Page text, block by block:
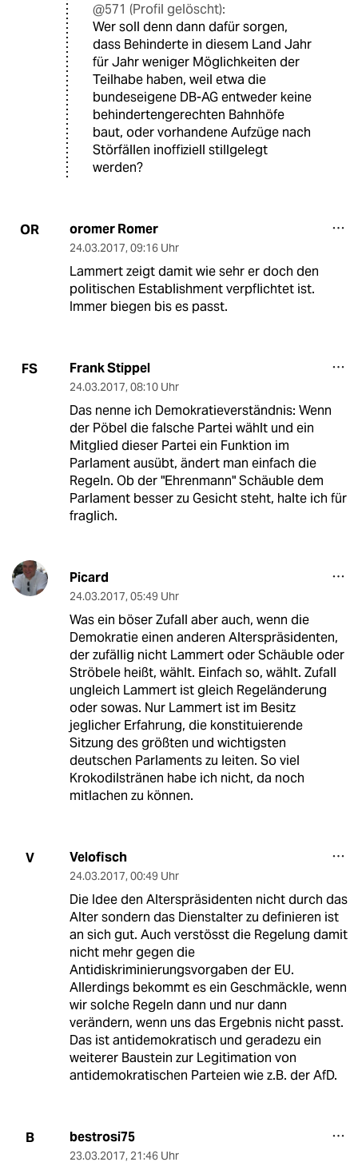
@571 (Profil gelöscht):
Wer soll denn dann dafür sorgen,
dass Behinderte in diesem Land Jahr
für Jahr weniger Möglichkeiten der
Teilhabe haben, weil etwa die
bundeseigene DB-AG entweder keine
behindertengerechten Bahnhöfe
baut, oder vorhandene Aufzüge nach
Störfällen inoffiziell stillgelegt
werden?
OR oromer Romer
24.03.2017, 09:16 Uhr
Lammert zeigt damit wie sehr er doch den
politischen Establishment verpflichtet ist.
Immer biegen bis es passt.
FS Frank Stippel
24.03.2017, 08:10 Uhr
Das nenne ich Demokratieverständnis: Wenn
der Pöbel die falsche Partei wählt und ein
Mitglied dieser Partei ein Funktion im
Parlament ausübt, ändert man einfach die
Regeln. Ob der "Ehrenmann" Schäuble dem
Parlament besser zu Gesicht steht, halte ich für
fraglich.
Picard
24.03.2017, 05:49 Uhr
Was ein böser Zufall aber auch, wenn die
Demokratie einen anderen Alterspräsidenten,
der zufällig nicht Lammert oder Schäuble oder
Ströbele heißt, wählt. Einfach so, wählt. Zufall
ungleich Lammert ist gleich Regeländerung
oder sowas. Nur Lammert ist im Besitz
jeglicher Erfahrung, die konstituierende
Sitzung des größten und wichtigsten
deutschen Parlaments zu leiten. So viel
Krokodilstränen habe ich nicht, da noch
mitlachen zu können.
V Velofisch
24.03.2017, 00:49 Uhr
Die Idee den Alterspräsidenten nicht durch das
Alter sondern das Dienstalter zu definieren ist
an sich gut. Auch verstösst die Regelung damit
nicht mehr gegen die
Antidiskriminierungsvorgaben der EU.
Allerdings bekommt es ein Geschmäckle, wenn
wir solche Regeln dann und nur dann
verändern, wenn uns das Ergebnis nicht passt.
Das ist antidemokratisch und geradezu ein
weiterer Baustein zur Legitimation von
antidemokratischen Parteien wie z.B. der AfD.
B bestrosi75
23.03.2017, 21:46 Uhr